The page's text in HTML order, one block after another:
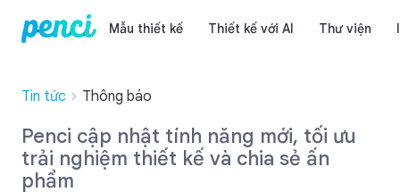
Mẫu thiết kế Thiết kế với AI Thư viện
Tin tức Thông báo
Penci cập nhật tính năng mới, tối ưu
trải nghiệm thiết kế và chia sẻ ấn
phẩm